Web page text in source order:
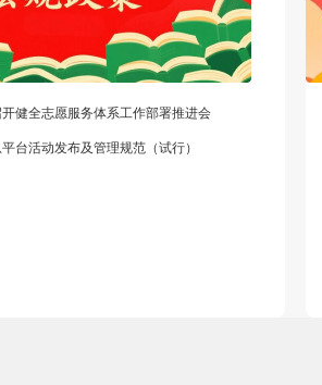
健全志愿服务体系工作部署推进会
台活动发布及管理规范（试行）